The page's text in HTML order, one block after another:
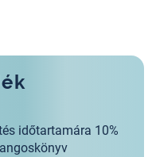
időtartamára 10%